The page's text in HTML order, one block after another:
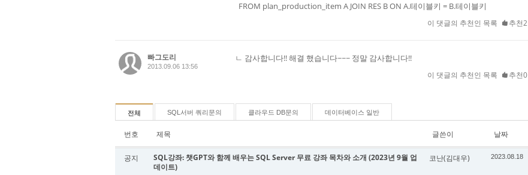
FROM plan_production_item A JOIN RES B ON A.테이블키 = B.테이블키
이 댓글의 추천인 목록 추천2
빠그도리
2013.09.06 13:56
ㄴ 감사합니다!! 해결 했습니다~~~ 정말 감사합니다!!
이 댓글의 추천인 목록 추천0
전체 SQL서버 쿼리문의 클라우드 DB문의 데이터베이스 일반
번호 제목 글쓴이 날짜
공지
SQL강좌: 챗GPT와 함께 배우는 SQL Server 무료 강좌 목차와 소개 (2023년 9월 업
데이트)
코난(김대우) 2023.08.18